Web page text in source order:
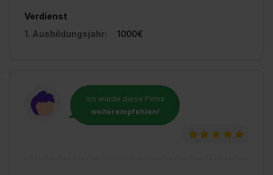
Verdienst
1. Ausbildungsjahr:
1000€
Ich würde diese Firma
weiterempfehlen!